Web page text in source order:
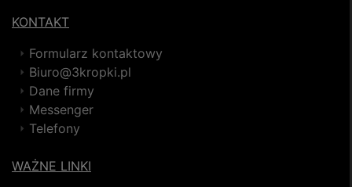
KONTAKT
Formularz kontaktowy
Biuro@3kropki.pl
Dane firmy
Messenger
Telefony
WAŻNE LINKI